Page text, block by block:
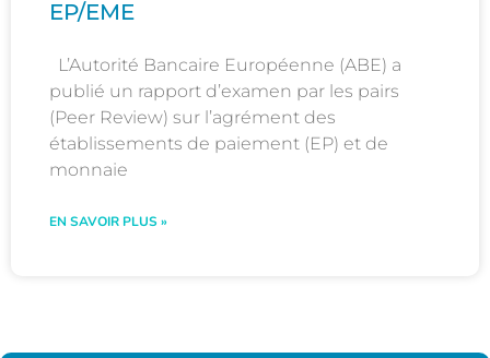
EP/EME
L’Autorité Bancaire Européenne (ABE) a
publié un rapport d’examen par les pairs
(Peer Review) sur l’agrément des
établissements de paiement (EP) et de
monnaie
EN SAVOIR PLUS »